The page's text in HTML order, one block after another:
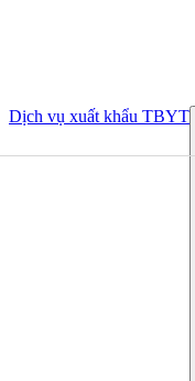
Dịch vụ xuất khẩu TBYT